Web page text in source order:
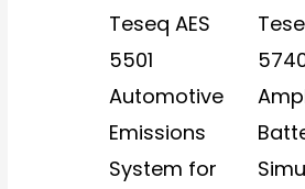
Teseq AES
5501
Automotive
Emissions
System for